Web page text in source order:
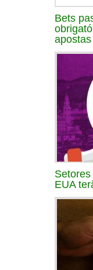
Bets
apostas
EUA